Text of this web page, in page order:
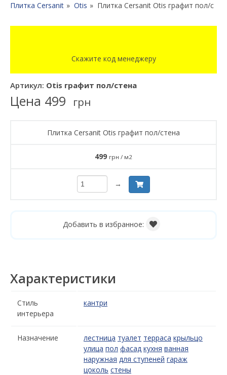
Плитка Cersanit Otis Плитка Cersanit Otis графит пол/
Скажите код менеджеру
Артикул: Otis графит пол/стена
Цена 499 грн
Плитка Cersanit Otis графит пол/стена
499 грн / м2
→
Добавить в избранное:
Характеристики
Стиль
интерьера
кантри
Назначение лестница туалет терраса крыльцо
улица пол фасад кухня ванная
наружная для ступеней гараж
цоколь стены